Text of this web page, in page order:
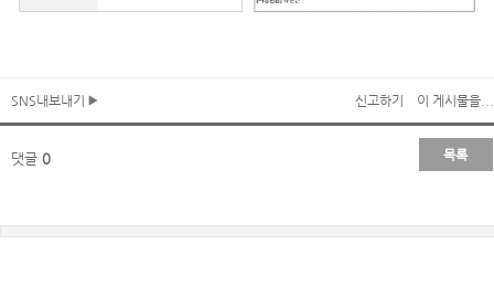
SNS내보내기 신고하기 이 게시물을...
댓글 0 목록